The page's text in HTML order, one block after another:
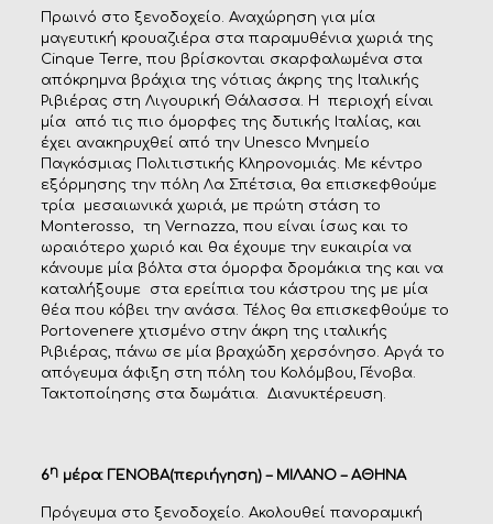
Πρωινό στο ξενοδοχείο. Αναχώρηση για μία
μαγευτική κρουαζιέρα στα παραμυθένια χωριά της
Cinque Terre, που βρίσκονται σκαρφαλωμένα στα
απόκρημνα βράχια της νότιας άκρης της Ιταλικής
Ριβιέρας στη Λιγουρική Θάλασσα. Η περιοχή είναι
μία από τις πιο όμορφες της δυτικής Ιταλίας, και
έχει ανακηρυχθεί από την Unesco Μνημείο
Παγκόσμιας Πολιτιστικής Κληρονομιάς. Με κέντρο
εξόρμησης την πόλη Λα Σπέτσια, θα επισκεφθούμε
τρία μεσαιωνικά χωριά, με πρώτη στάση το
Monterosso, τη Vernazza, που είναι ίσως και το
ωραιότερο χωριό και θα έχουμε την ευκαιρία να
κάνουμε μία βόλτα στα όμορφα δρομάκια της και να
καταλήξουμε στα ερείπια του κάστρου της με μία
θέα που κόβει την ανάσα. Τέλος θα επισκεφθούμε το
Portovenere χτισμένο στην άκρη της ιταλικής
Ριβιέρας, πάνω σε μία βραχώδη χερσόνησο. Αργά το
απόγευμα άφιξη στη πόλη του Κολόμβου, Γένοβα.
Τακτοποίησης στα δωμάτια. Διανυκτέρευση.
6ημέρα: ΓΕΝΟΒΑ(περιήγηση) – ΜΙΛΑΝΟ – ΑΘΗΝΑ
Πρόγευμα στο ξενοδοχείο. Ακολουθεί πανοραμική